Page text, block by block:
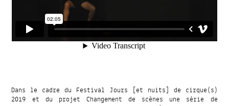
Dans le cadre du Festival Jours [et nuits] de cirque(s)
2019 et du projet Changement de scènes une série de